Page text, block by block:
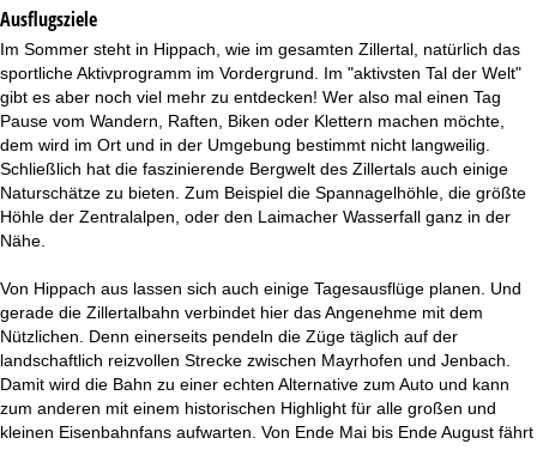
Ausflugsziele
Im Sommer steht in Hippach, wie im gesamten Zillertal, natürlich das
sportliche Aktivprogramm im Vordergrund. Im "aktivsten Tal der Welt"
gibt es aber noch viel mehr zu entdecken! Wer also mal einen Tag
Pause vom Wandern, Raften, Biken oder Klettern machen möchte,
dem wird im Ort und in der Umgebung bestimmt nicht langweilig.
Schließlich hat die faszinierende Bergwelt des Zillertals auch einige
Naturschätze zu bieten. Zum Beispiel die Spannagelhöhle, die größte
Höhle der Zentralalpen, oder den Laimacher Wasserfall ganz in der
Nähe.
Von Hippach aus lassen sich auch einige Tagesausflüge planen. Und
gerade die Zillertalbahn verbindet hier das Angenehme mit dem
Nützlichen. Denn einerseits pendeln die Züge täglich auf der
landschaftlich reizvollen Strecke zwischen Mayrhofen und Jenbach.
Damit wird die Bahn zu einer echten Alternative zum Auto und kann
zum anderen mit einem historischen Highlight für alle großen und
kleinen Eisenbahnfans aufwarten. Von Ende Mai bis Ende August fährt